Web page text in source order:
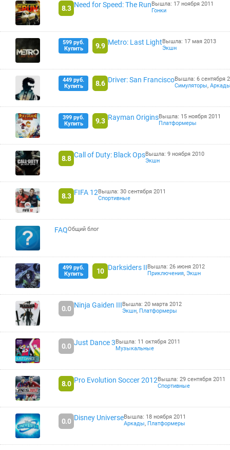
8.3 Need for Speed: The RunВышла: 17 ноября 2011
Гонки
599 руб.
Купить
9.9 Metro: Last LightВышла: 17 мая 2013
Экшн
449 руб.
Купить
8.6 Driver: San FranciscoВышла: 6 сентября
Симуляторы,
399 руб.
Купить
9.3 Rayman OriginsВышла: 15 ноября 2011
Платформеры
8.8 Call of Duty: Black OpsВышла: 9 ноября 2010
Экшн
8.3 FIFA 12Вышла: 30 сентября 2011
Спортивные
FAQОбщий блог
499 руб.
Купить
10 Darksiders IIВышла: 26 июня 2012
Приключения, Экшн
0.0 Ninja Gaiden IIIВышла: 20 марта 2012
Экшн, Платформеры
0.0 Just Dance 3Вышла: 11 октября 2011
Музыкальные
8.0 Pro Evolution Soccer 2012Вышла: 29 сентября 2011
Спортивные
0.0 Disney UniverseВышла: 18 ноября 2011
Аркады, Платформеры